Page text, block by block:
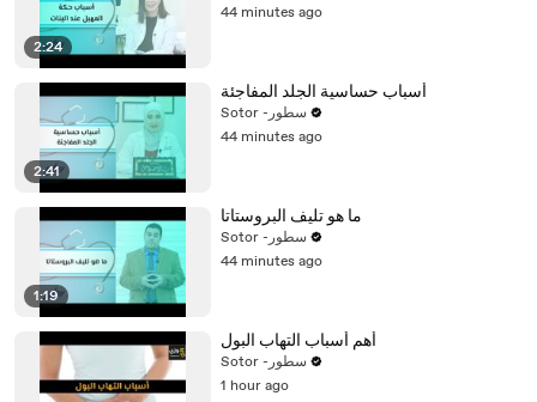
2:24
44 minutes ago
2:41
أسباب حساسية الجلد المفاجئة
Sotor -سطور
44 minutes ago
1:19
ما هو تليف البروستاتا
Sotor -سطور
44 minutes ago
أهم أسباب التهاب البول
Sotor -سطور
1 hour ago